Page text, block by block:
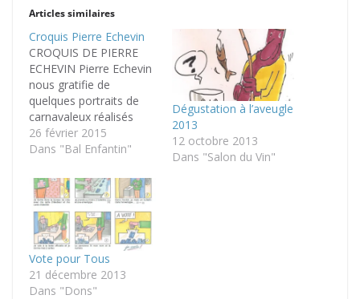
Articles similaires
Croquis Pierre Echevin
CROQUIS DE PIERRE
ECHEVIN Pierre Echevin
nous gratifie de
quelques portraits de
carnavaleux réalisés
pendant le Bal Enfantin
2015. Il s'agit ici
de leurs parents. Les
habitués retrouveront le
style habituel de Pierre
ainsi que certains
personnages connus. A
la découverte des
portraits!
26 février 2015
Dans "Bal Enfantin"
Dégustation à l’aveugle
2013
12 octobre 2013
Dans "Salon du Vin"
Vote pour Tous
21 décembre 2013
Dans "Dons"